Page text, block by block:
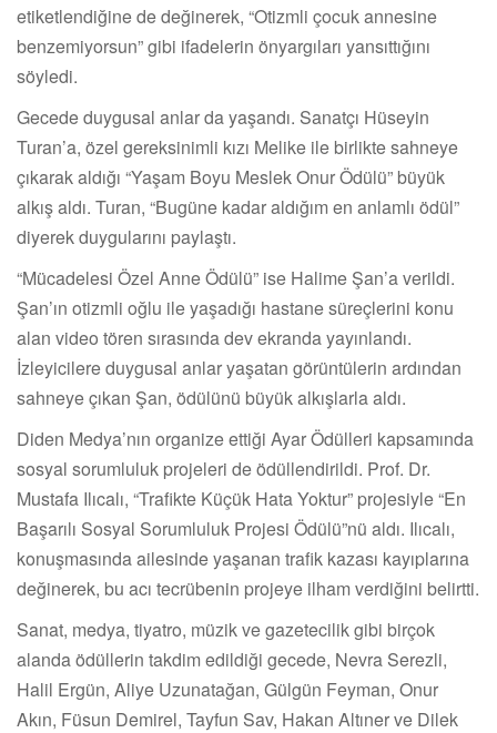
etiketlendiğine de değinerek, “Otizmli çocuk annesine
benzemiyorsun” gibi ifadelerin önyargıları yansıttığını
söyledi.
Gecede duygusal anlar da yaşandı. Sanatçı Hüseyin
Turan’a, özel gereksinimli kızı Melike ile birlikte sahneye
çıkarak aldığı “Yaşam Boyu Meslek Onur Ödülü” büyük
alkış aldı. Turan, “Bugüne kadar aldığım en anlamlı ödül”
diyerek duygularını paylaştı.
“Mücadelesi Özel Anne Ödülü” ise Halime Şan’a verildi.
Şan’ın otizmli oğlu ile yaşadığı hastane süreçlerini konu
alan video tören sırasında dev ekranda yayınlandı.
İzleyicilere duygusal anlar yaşatan görüntülerin ardından
sahneye çıkan Şan, ödülünü büyük alkışlarla aldı.
Diden Medya’nın organize ettiği Ayar Ödülleri kapsamında
sosyal sorumluluk projeleri de ödüllendirildi. Prof. Dr.
Mustafa Ilıcalı, “Trafikte Küçük Hata Yoktur” projesiyle “En
Başarılı Sosyal Sorumluluk Projesi Ödülü”nü aldı. Ilıcalı,
konuşmasında ailesinde yaşanan trafik kazası kayıplarına
değinerek, bu acı tecrübenin projeye ilham verdiğini belirtti.
Sanat, medya, tiyatro, müzik ve gazetecilik gibi birçok
alanda ödüllerin takdim edildiği gecede, Nevra Serezli,
Halil Ergün, Aliye Uzunatağan, Gülgün Feyman, Onur
Akın, Füsun Demirel, Tayfun Sav, Hakan Altıner ve Dilek